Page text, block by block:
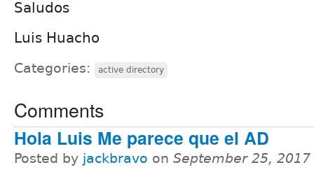
Saludos
Luis Huacho
Categories: active directory
Comments
Hola Luis Me parece que el AD
Posted by jackbravo on September 25,